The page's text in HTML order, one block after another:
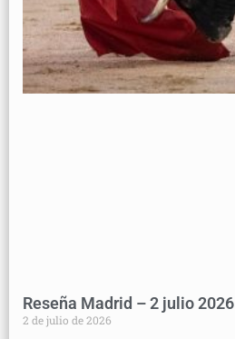
Reseña Madrid – 2 julio 2026
2 de julio de 2026